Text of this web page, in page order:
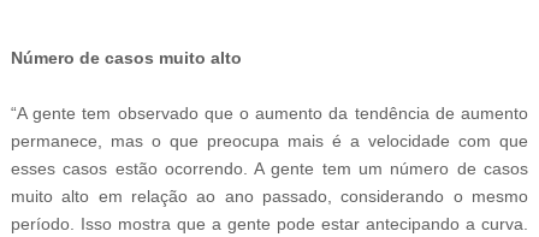
Número de casos muito alto
“A gente tem observado que o aumento da tendência de aumento
permanece, mas o que preocupa mais é a velocidade com que
esses casos estão ocorrendo. A gente tem um número de casos
muito alto em relação ao ano passado, considerando o mesmo
período. Isso mostra que a gente pode estar antecipando a curva.